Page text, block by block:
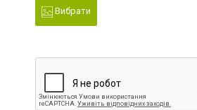
Вибрати